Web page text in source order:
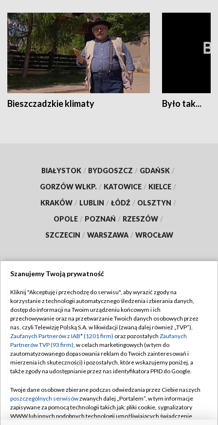
Bieszczadzkie klimaty Było tak...
BIAŁYSTOK / BYDGOSZCZ / GDAŃSK /
GORZÓW WLKP. / KATOWICE / KIELCE /
KRAKÓW / LUBLIN / ŁÓDŹ / OLSZTYN /
OPOLE / POZNAŃ / RZESZÓW /
SZCZECIN / WARSZAWA / WROCŁAW
TVP
Abonament TVP
Emisja w TVP
Centrum informacji TVP
Naziemna Telewizja Cyfrowa
Rada Programowa
System NOS
Regulamin TVP
Polityka prywatności
Moje zgody
Pomoc
Kontakt
Szanujemy Twoją prywatność
Kliknij "Akceptuję i przechodzę do serwisu", aby wyrazić zgody na
korzystanie z technologii automatycznego śledzenia i zbierania danych,
dostęp do informacji na Twoim urządzeniu końcowym i ich
przechowywanie oraz na przetwarzanie Twoich danych osobowych przez
nas, czyli Telewizję Polską S.A. w likwidacji (zwaną dalej również „TVP”),
Zaufanych Partnerów z IAB* (1201 firm) oraz pozostałych Zaufanych
Partnerów TVP (93 firm), w celach marketingowych (w tym do
zautomatyzowanego dopasowania reklam do Twoich zainteresowań i
mierzenia ich skuteczności) i pozostałych, które wskazujemy poniżej, a
także zgody na udostępnianie przez nas identyfikatora PPID do Google.
Twoje dane osobowe zbierane podczas odwiedzania przez Ciebie naszych
poszczególnych serwisówzwanych dalej „Portalem”, w tym informacje
zapisywane za pomocą technologii takich jak: pliki cookie, sygnalizatory
WWW lub innych podobnych technologii umożliwiających świadczenie